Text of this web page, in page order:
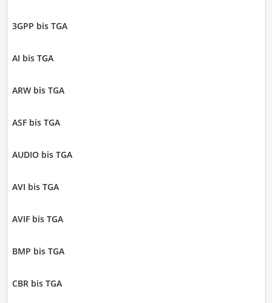
3GPP bis TGA
AI bis TGA
ARW bis TGA
ASF bis TGA
AUDIO bis TGA
AVI bis TGA
AVIF bis TGA
BMP bis TGA
CBR bis TGA